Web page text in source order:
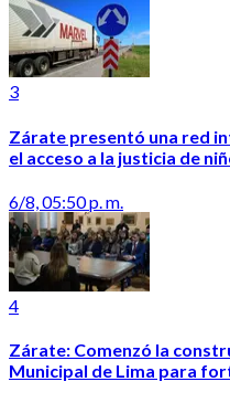
3
Zárate presentó una red
el acceso a la justicia de
6/8, 05:50 p. m.
4
Zárate: Comenzó la
Municipal de Lima para